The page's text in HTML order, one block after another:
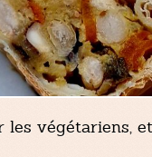
végétariens,